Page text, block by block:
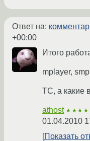
Ответ на:
+00:00
Итого
mplayer,
ТС, а какие
athost
01.04.2010
Показать